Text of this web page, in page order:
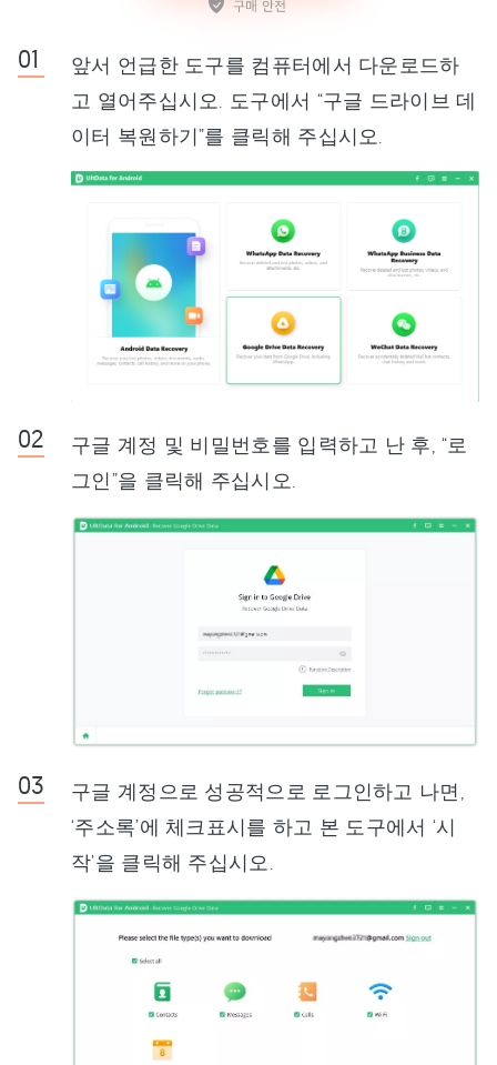
앞서 언급한 도구를 컴퓨터에서 다운로드하
고 열어주십시오. 도구에서 “구글 드라이브 데
이터 복원하기”를 클릭해 주십시오.
구글 계정 및 비밀번호를 입력하고 난 후, “로
그인”을 클릭해 주십시오.
구글 계정으로 성공적으로 로그인하고 나면,
‘주소록’에 체크표시를 하고 본 도구에서 ‘시
작’을 클릭해 주십시오.